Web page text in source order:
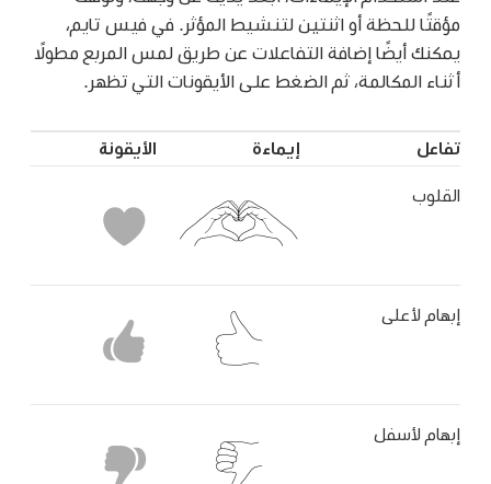
مؤقتًا للحظة أو اثنتين لتنشيط المؤثر. في فيس تايم،
يمكنك أيضًا إضافة التفاعلات عن طريق لمس المربع مطولًا
أثناء المكالمة، ثم الضغط على الأيقونات التي تظهر.
تفاعل إيماءة الأيقونة
القلوب
إبهام لأعلى
إبهام لأسفل